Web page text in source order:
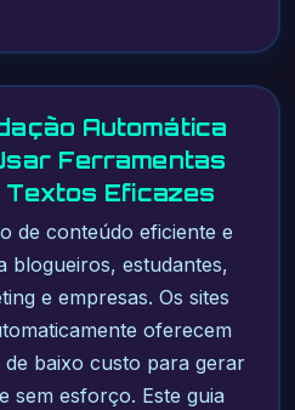
Automática
Ferramentas
Textos Eficazes
de conteúdo eficiente e
blogueiros, estudantes,
e empresas. Os sites
oferecem
baixo custo para gerar
sem esforço. Este guia